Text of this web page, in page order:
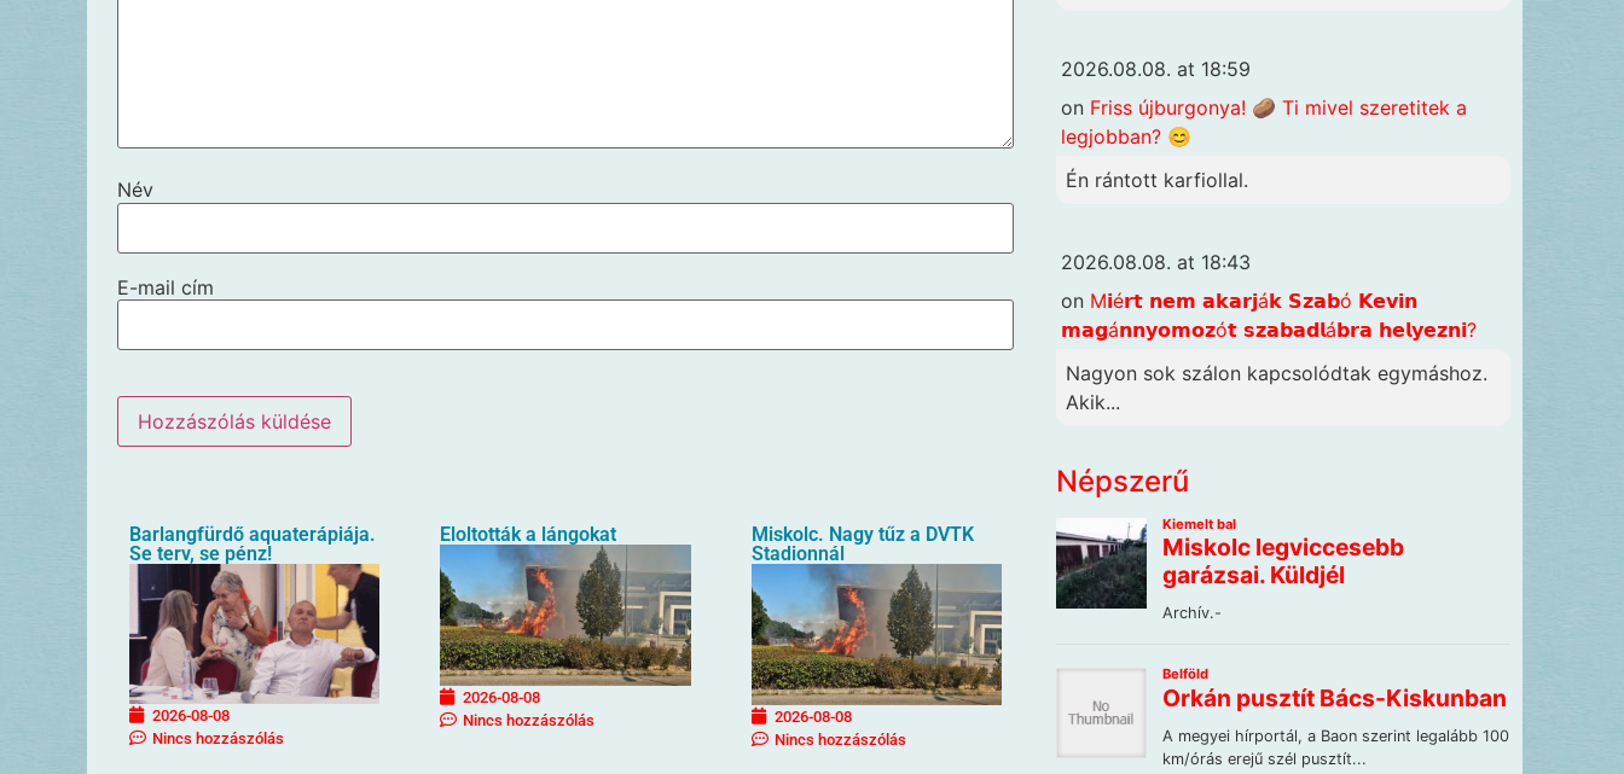
Név
E-mail cím
Barlangfürdő aquaterápiája.
Se terv, se pénz!
2026-08-08
Nincs hozzászólás
Eloltották a lángokat
2026-08-08
Nincs hozzászólás
Miskolc. Nagy tűz a DVTK
Stadionnál
2026-08-08
Nincs hozzászólás
2026.08.08. at 18:59
on Friss újburgonya! 🥔 Ti mivel szeretitek a
legjobban? 😊
Én rántott karfiollal.
2026.08.08. at 18:43
on M𝗶é𝗿𝘁 𝗻𝗲𝗺 𝗮𝗸𝗮𝗿𝗷á𝗸 𝗦𝘇𝗮𝗯ó 𝗞𝗲𝘃𝗶𝗻
𝗺𝗮𝗴á𝗻𝗻𝘆𝗼𝗺𝗼𝘇ó𝘁 𝘀𝘇𝗮𝗯𝗮𝗱𝗹á𝗯𝗿𝗮 𝗵𝗲𝗹𝘆𝗲𝘇𝗻𝗶?
Nagyon sok szálon kapcsolódtak egymáshoz.
Akik...
Népszerű